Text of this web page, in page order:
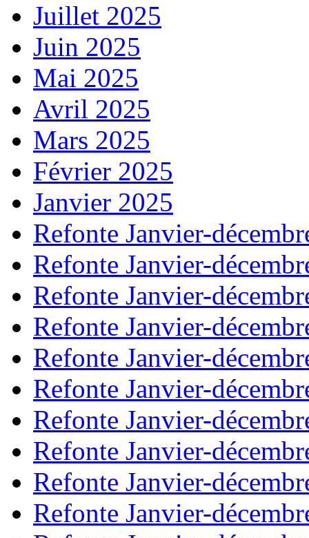
Juillet 2025
Juin 2025
Mai 2025
Avril 2025
Mars 2025
Février 2025
Janvier 2025
Refonte Janvier-
Refonte Janvier-
Refonte Janvier-
Refonte Janvier-
Refonte Janvier-
Refonte Janvier-
Refonte Janvier-
Refonte Janvier-
Refonte Janvier-
Refonte Janvier-